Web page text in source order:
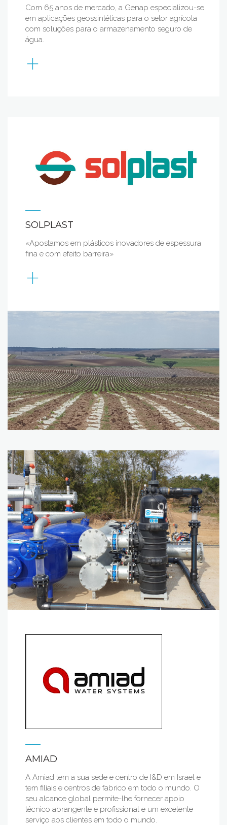
Com 65 anos de mercado, a Genap especializou-se
em aplicações geossintéticas para o setor agrícola
com soluções para o armazenamento seguro de
água.
+
SOLPLAST
«Apostamos em plásticos inovadores de espessura
fina e com efeito barreira»
+
AMIAD
A Amiad tem a sua sede e centro de I&D em Israel e
tem filiais e centros de fabrico em todo o mundo. O
seu alcance global permite-lhe fornecer apoio
técnico abrangente e profissional e um excelente
serviço aos clientes em todo o mundo.